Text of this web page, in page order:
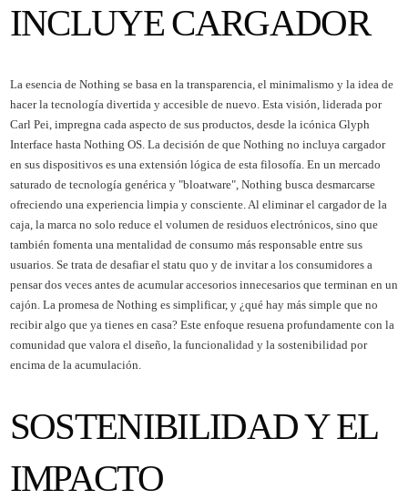
INCLUYE CARGADOR
La esencia de Nothing se basa en la transparencia, el minimalismo y la idea de
hacer la tecnología divertida y accesible de nuevo. Esta visión, liderada por
Carl Pei, impregna cada aspecto de sus productos, desde la icónica Glyph
Interface hasta Nothing OS. La decisión de que Nothing no incluya cargador
en sus dispositivos es una extensión lógica de esta filosofía. En un mercado
saturado de tecnología genérica y "bloatware", Nothing busca desmarcarse
ofreciendo una experiencia limpia y consciente. Al eliminar el cargador de la
caja, la marca no solo reduce el volumen de residuos electrónicos, sino que
también fomenta una mentalidad de consumo más responsable entre sus
usuarios. Se trata de desafiar el statu quo y de invitar a los consumidores a
pensar dos veces antes de acumular accesorios innecesarios que terminan en un
cajón. La promesa de Nothing es simplificar, y ¿qué hay más simple que no
recibir algo que ya tienes en casa? Este enfoque resuena profundamente con la
comunidad que valora el diseño, la funcionalidad y la sostenibilidad por
encima de la acumulación.
SOSTENIBILIDAD Y EL
IMPACTO